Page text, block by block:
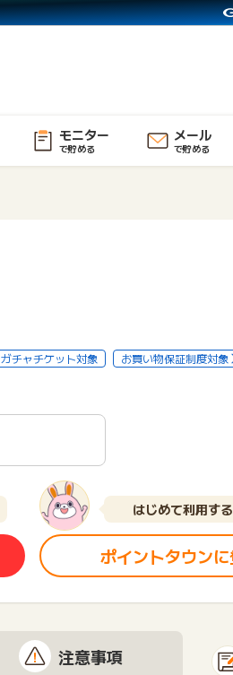
モニター
で貯める
メール
で貯める
ガチャチケット対象
お買い物保証制度対象
はじめて利用す
ポイントタウン
注意事項